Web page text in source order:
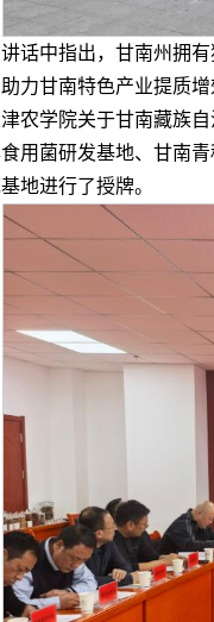
话中指出，甘南州拥
力甘南特色产业提质增
农学院关于甘南藏族
用菌研发基地、甘南
地进行了授牌。